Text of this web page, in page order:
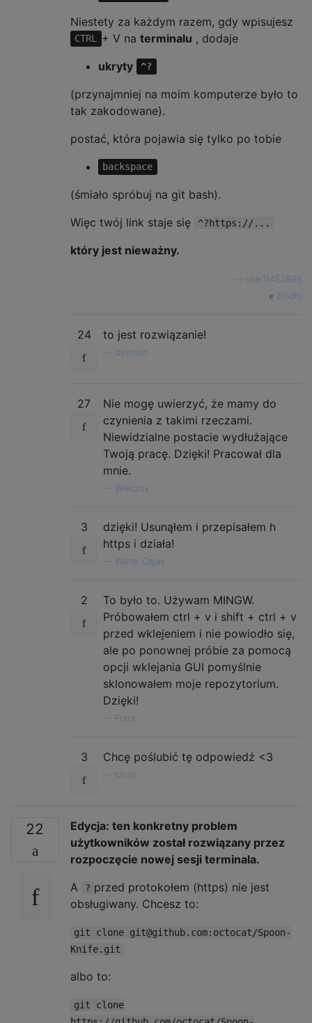
Niestety za każdym razem, gdy wpisujesz
CTRL + V na terminalu , dodaje
ukryty
^?
(przynajmniej na moim komputerze było to
tak zakodowane).
postać, która pojawia się tylko po tobie
backspace
(śmiało spróbuj na git bash).
Więc twój link staje się
^?https://...
który jest nieważny.
user11452886
źródło
24 to jest rozwiązanie!
devman
27
Nie mogę uwierzyć, że mamy do
czynienia z takimi rzeczami.
Niewidzialne postacie wydłużające
Twoją pracę. Dzięki! Pracował dla
mnie.
Wieczny
3
dzięki! Usunąłem i przepisałem h
https i działa!
Walter Cejas
2
To było to. Używam MINGW.
Próbowałem ctrl + v i shift + ctrl + v
przed wklejeniem i nie powiodło się,
ale po ponownej próbie za pomocą
opcji wklejania GUI pomyślnie
sklonowałem moje repozytorium.
Dzięki!
Frank
3 Chcę poślubić tę odpowiedź <3
crusy
22 Edycja: ten konkretny problem
użytkowników został rozwiązany przez
rozpoczęcie nowej sesji terminala.
A
? przed protokołem (https) nie jest
obsługiwany. Chcesz to:
git clone git@github.com:octocat/Spoon-
Knife.git
albo to:
git clone